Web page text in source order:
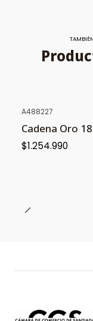
A488227
Cadena Oro
$1.254.990